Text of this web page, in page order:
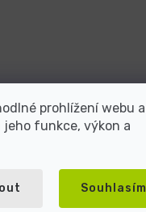
prohlížení webu a
funkce, výkon a
Souhlasím